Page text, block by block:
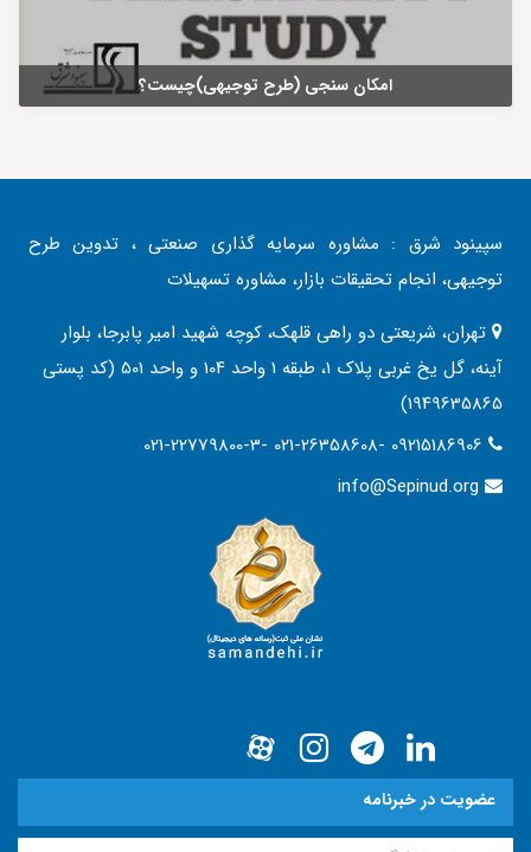
امکان سنجی (طرح توجیهی)چیست؟
سپینود شرق : مشاوره سرمایه گذاری صنعتی ، تدوین طرح
توجیهی، انجام تحقیقات بازار، مشاوره تسهیلات
تهران، شریعتی دو راهی قلهک، کوچه شهید امیر پابرجا، بلوار
آینه، گل یخ غربی پلاک 1، طبقه 1 واحد 104 و واحد 501 (کد پستی
1949635865)
021-22779800-3- 021-26358608- 09215186906
info@Sepinud.org
عضویت در خبرنامه